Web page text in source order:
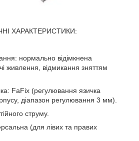
ХАРАКТЕРИСТИКИ:
нормально відімкнена
живлення, відмикання зняттям
FaFix (регулювання язичка
діапазон регулювання 3 мм).
струму.
(для лівих та правих